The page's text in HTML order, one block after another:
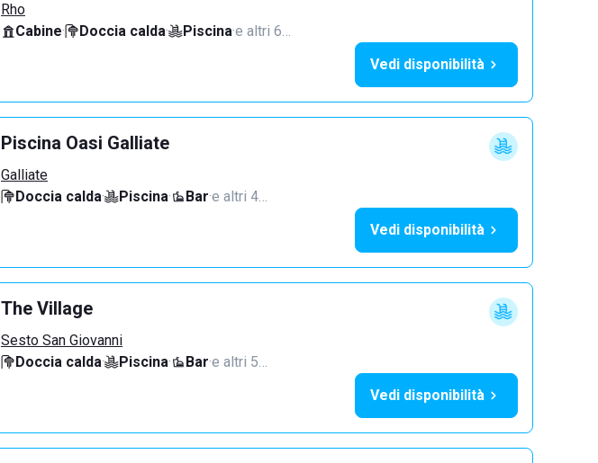
Rho
Cabine· Doccia calda· Piscina·e altri 6…
Vedi disponibilità
Piscina Oasi Galliate
Galliate
Doccia calda· Piscina· Bar·e altri 4…
Vedi disponibilità
The Village
Sesto San Giovanni
Doccia calda· Piscina· Bar·e altri 5…
Vedi disponibilità